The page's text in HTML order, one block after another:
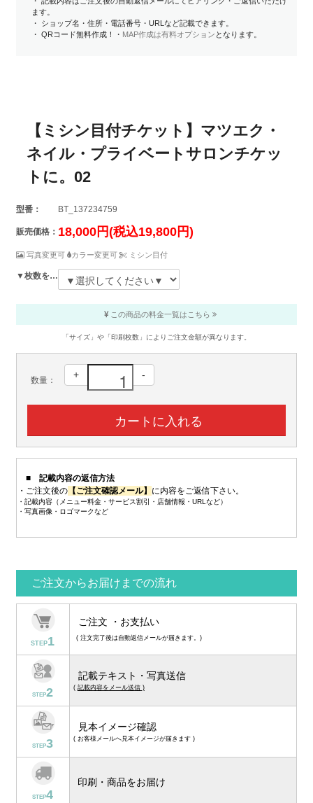
ます。
・ ショップ名・住所・電話番号・URLなど記載できます。
・ QRコード無料作成！・ MAP作成は有料オプション となります。
【ミシン目付チケット】マツエク・
ネイル・プライベートサロンチケッ
トに。02
型番： BT_137234759
販売価格： 18,000円(税込19,800円)
写真変更可 カラー変更可 ミシン目付
▼枚数を選択してください▼
この商品の料金一覧はこちら
「サイズ」や「印刷枚数」によりご注文金額が異なります。
数量：
+ -
■ 記載内容の返信方法
・ご注文後の【ご注文確認メール】 に内容をご返信下さい。
・記載内容（メニュー料金・サービス割引・店舗情報・URLなど）
・写真画像・ロゴマークなど
ご注文からお届けまでの流れ
STEP1
ご注文 ・お支払い
( 注文完了後は自動返信メールが届きます。)
STEP2
記載テキスト・写真送信
( 記載内容をメール送信 )
STEP3
見本イメージ確認
( お客様メールへ見本イメージが届きます )
STEP4
印刷・商品をお届け